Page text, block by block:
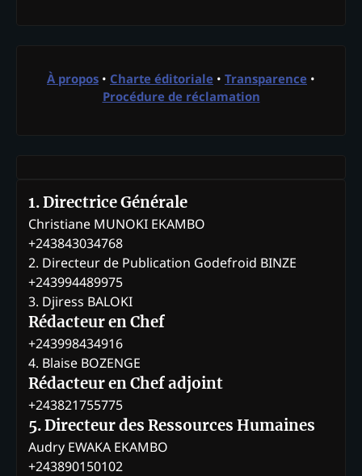
À propos • Charte éditoriale • Transparence •
Procédure de réclamation
1. Directrice Générale
Christiane MUNOKI EKAMBO
+243843034768
2. Directeur de Publication Godefroid BINZE
+243994489975
3. Djiress BALOKI
Rédacteur en Chef
+243998434916
4. Blaise BOZENGE
Rédacteur en Chef adjoint
+243821755775
5. Directeur des Ressources Humaines
Audry EWAKA EKAMBO
+243890150102